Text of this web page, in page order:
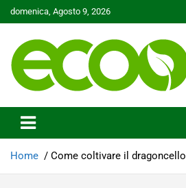
Skip
to
domenica, Agosto 9, 2026
Ecoo.it
Home Come coltivare il dragoncello